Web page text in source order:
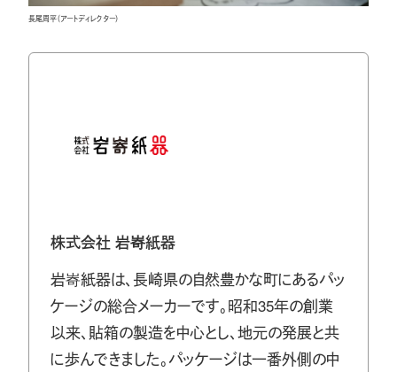
長尾周平（アートディレクター）
株式会社 岩㟢紙器
岩㟢紙器は、長崎県の自然豊かな町にあるパッ
ケージの総合メーカーです。昭和35年の創業
以来、貼箱の製造を中心とし、地元の発展と共
に歩んできました。パッケージは一番外側の中